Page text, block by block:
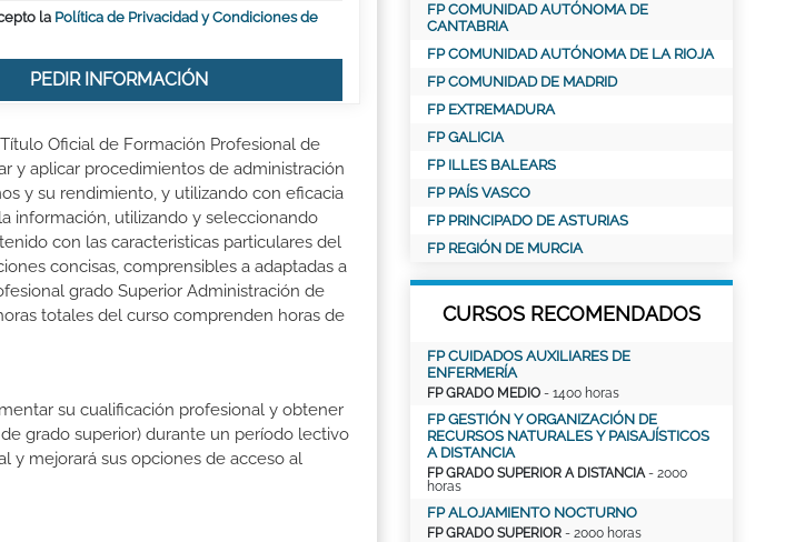
la Política de Privacidad y Condiciones de
PEDIR INFORMACIÓN
Oficial de Formación Profesional de
y aplicar procedimientos de administración
y su rendimiento, y utilizando con eficacia
información, utilizando y seleccionando
con las caracteristicas particulares del
concisas, comprensibles a adaptadas a
grado Superior Administración de
totales del curso comprenden horas de
su cualificación profesional y obtener
grado superior) durante un período lectivo
y mejorará sus opciones de acceso al
FP COMUNIDAD AUTÓNOMA DE
CANTABRIA
FP COMUNIDAD AUTÓNOMA DE LA RIOJA
FP COMUNIDAD DE MADRID
FP EXTREMADURA
FP GALICIA
FP ILLES BALEARS
FP PAÍS VASCO
FP PRINCIPADO DE ASTURIAS
FP REGIÓN DE MURCIA
CURSOS RECOMENDADOS
FP CUIDADOS AUXILIARES DE
ENFERMERÍA
FP GRADO MEDIO - 1400 horas
FP GESTIÓN Y ORGANIZACIÓN DE
RECURSOS NATURALES Y PAISAJÍSTICOS
A DISTANCIA
FP GRADO SUPERIOR A DISTANCIA- 2000
horas
FP ALOJAMIENTO NOCTURNO
FP GRADO SUPERIOR - 2000 horas